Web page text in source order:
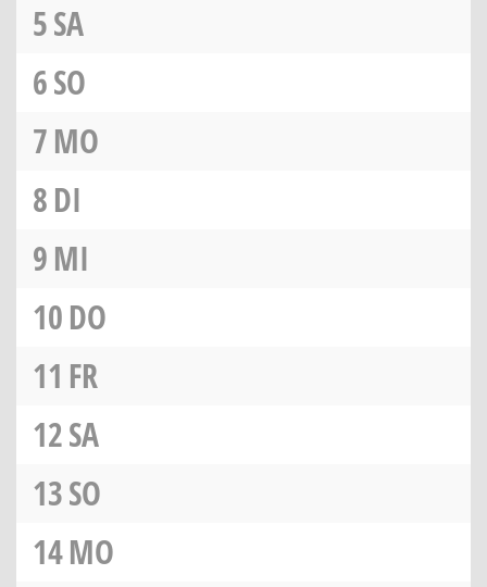
5SA
6SO
7MO
8DI
9MI
10DO
11 FR
12SA
13SO
14MO